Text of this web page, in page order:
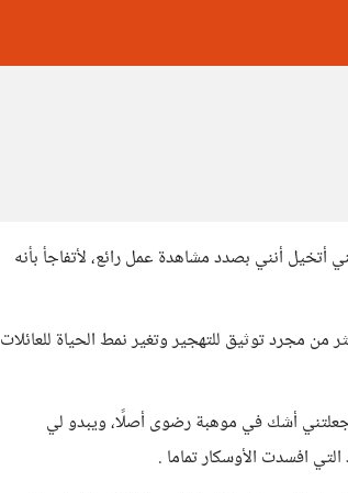
أنني بصدد مشاهدة عمل رائع، لأتفاجأ بأنه
من مجرد توثيق للتهجير وتغير نمط الحياة للعائلات
جعلتني أشك في موهبة رضوى أصلًا، ويبدو لي
افسدت الأوسكار تماما .